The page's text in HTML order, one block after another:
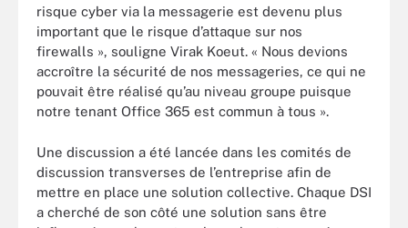
risque cyber via la messagerie est devenu plus
important que le risque d’attaque sur nos
firewalls », souligne Virak Koeut. « Nous devions
accroître la sécurité de nos messageries, ce qui ne
pouvait être réalisé qu’au niveau groupe puisque
notre tenant Office 365 est commun à tous ».
Une discussion a été lancée dans les comités de
discussion transverses de l’entreprise afin de
mettre en place une solution collective. Chaque DSI
a cherché de son côté une solution sans être